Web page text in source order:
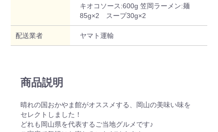
キオコソース:600g 笠岡ラーメン:麺
85g×2 スープ30g×2
配送業者 ヤマト運輸
商品説明
晴れの国おかやま館がオススメする、岡山の美味い味を
セレクトしました！
どれも岡山県を代表するご当地グルメです♪